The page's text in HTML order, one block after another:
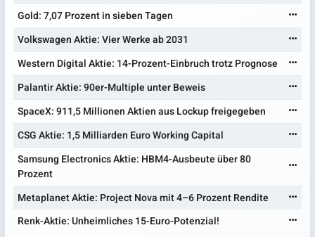
Gold: 7,07 Prozent in sieben Tagen
Volkswagen Aktie: Vier Werke ab 2031
Western Digital Aktie: 14-Prozent-Einbruch trotz Prognose
Palantir Aktie: 90er-Multiple unter Beweis
SpaceX: 911,5 Millionen Aktien aus Lockup freigegeben
CSG Aktie: 1,5 Milliarden Euro Working Capital
Samsung Electronics Aktie: HBM4-Ausbeute über 80
Prozent
Metaplanet Aktie: Project Nova mit 4–6 Prozent Rendite
Renk-Aktie: Unheimliches 15-Euro-Potenzial!